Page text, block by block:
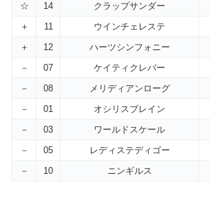
☆
14 クラップサンダー
＋
11 ウインチェレステ
＋
12 ハーツシンフォニー
－
07 ケイティクレバー
－
08 メリディアンローグ
－
01 オシリスブレイン
－
03 ワールドスケール
－
05 レディステディゴー
－
10 ニンギルス